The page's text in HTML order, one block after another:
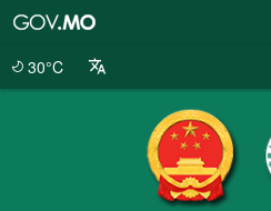
30°C